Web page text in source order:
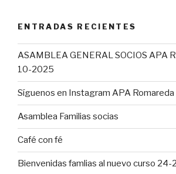
ENTRADAS RECIENTES
ASAMBLEA GENERAL SOCIOS APA
10-2025
Síguenos en Instagram APA Romareda
Asamblea Familias socias
Café con fé
Bienvenidas famlias al nuevo curso 24-